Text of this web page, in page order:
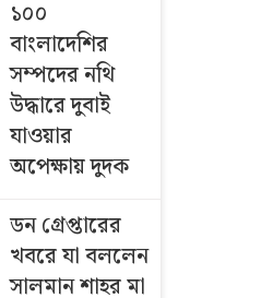
১০০
বাংলাদেশির
সম্পদের নথি
উদ্ধারে দুবাই
যাওয়ার
অপেক্ষায় দুদক
ডন গ্রেপ্তারের
খবরে যা বললেন
সালমান শাহর মা